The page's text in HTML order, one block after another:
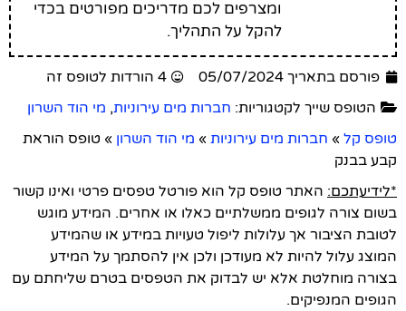
ומצרפים לכם מדריכים מפורטים בכדי
להקל על התהליך.
פורסם בתאריך 05/07/2024
4 הורדות לטופס זה
הטופס שייך לקטגוריות: חברות מים עירוניות, מי הוד השרון
טופס קל » חברות מים עירוניות » מי הוד השרון » טופס הוראת
קבע בבנק
*לידיעתכם: האתר טופס קל הוא פורטל טפסים פרטי ואינו קשור
בשום צורה לגופים ממשלתיים כאלו או אחרים. המידע מוגש
לטובת הציבור אך עלולות ליפול טעויות במידע או שהמידע
המוצג עלול להיות לא מעודכן ולכן אין להסתמך על המידע
בצורה מוחלטת אלא יש לבדוק את הטפסים בטרם שליחתם עם
הגופים המנפיקים.